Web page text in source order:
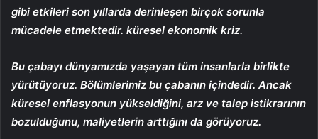
gibi etkileri son yıllarda derinleşen birçok sorunla
mücadele etmektedir. küresel ekonomik kriz.
Bu çabayı dünyamızda yaşayan tüm insanlarla birlikte
yürütüyoruz. Bölümlerimiz bu çabanın içindedir. Ancak
küresel enflasyonun yükseldiğini, arz ve talep istikrarının
bozulduğunu, maliyetlerin arttığını da görüyoruz.